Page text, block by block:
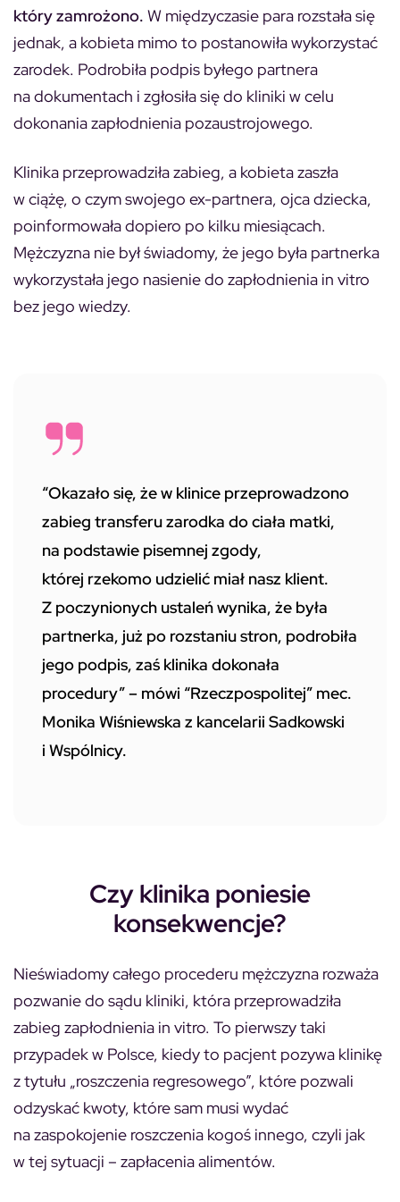
który zamrożono. W międzyczasie para rozstała się
jednak, a kobieta mimo to postanowiła wykorzystać
zarodek. Podrobiła podpis byłego partnera
na dokumentach i zgłosiła się do kliniki w celu
dokonania zapłodnienia pozaustrojowego.
Klinika przeprowadziła zabieg, a kobieta zaszła
w ciążę, o czym swojego ex-partnera, ojca dziecka,
poinformowała dopiero po kilku miesiącach.
Mężczyzna nie był świadomy, że jego była partnerka
wykorzystała jego nasienie do zapłodnienia in vitro
bez jego wiedzy.
“Okazało się, że w klinice przeprowadzono
zabieg transferu zarodka do ciała matki,
na podstawie pisemnej zgody,
której rzekomo udzielić miał nasz klient.
Z poczynionych ustaleń wynika, że była
partnerka, już po rozstaniu stron, podrobiła
jego podpis, zaś klinika dokonała
procedury” – mówi “Rzeczpospolitej” mec.
Monika Wiśniewska z kancelarii Sadkowski
i Wspólnicy.
Czy klinika poniesie
konsekwencje?
Nieświadomy całego procederu mężczyzna rozważa
pozwanie do sądu kliniki, która przeprowadziła
zabieg zapłodnienia in vitro. To pierwszy taki
przypadek w Polsce, kiedy to pacjent pozywa klinikę
z tytułu „roszczenia regresowego”, które pozwali
odzyskać kwoty, które sam musi wydać
na zaspokojenie roszczenia kogoś innego, czyli jak
w tej sytuacji – zapłacenia alimentów.